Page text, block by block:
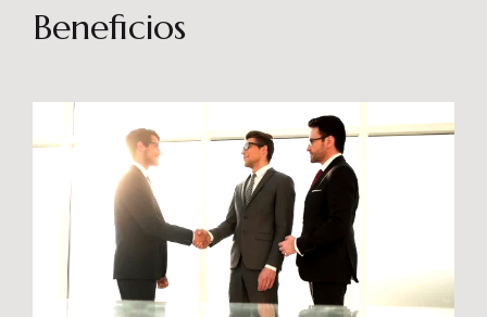
sostenibles en el tiempo. Brindando soporte
especializado en proyectos integrales que
potencien su crecimiento en los niveles
esperados combinando una serie de buenas
prácticas y diversas metodologías.
Beneficios